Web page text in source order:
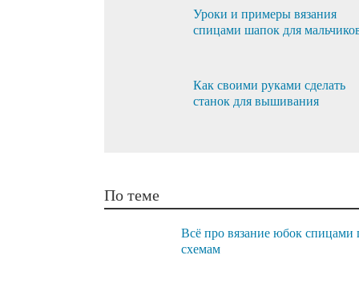
Уроки и примеры вязания
спицами шапок для
Как своими руками сделать
станок для вышивания
По теме
Всё про вязание юбок спицами
схемам